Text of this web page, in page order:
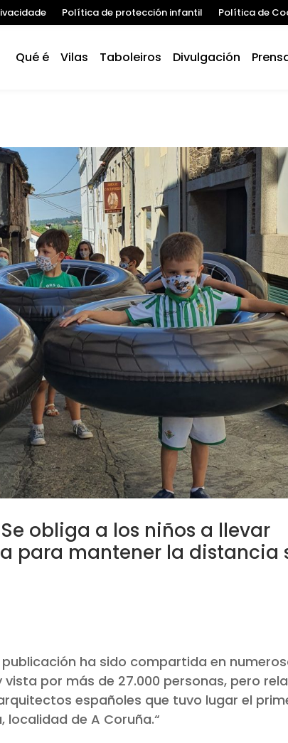
Política de protección infantil Política de
Qué é Vilas Taboleiros Divulgación
obliga a los niños a llevar
para mantener la distancia
15/09/
publicación ha sido compartida en
por más de 27.000 personas, pero
españoles que tuvo lugar el
localidad de A Coruña.“